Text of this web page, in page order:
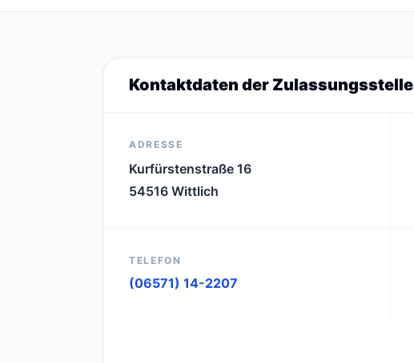
Kontaktdaten der Zulassungsstelle
ADRESSE
Kurfürstenstraße 16
54516 Wittlich
TELEFON
(06571) 14-2207